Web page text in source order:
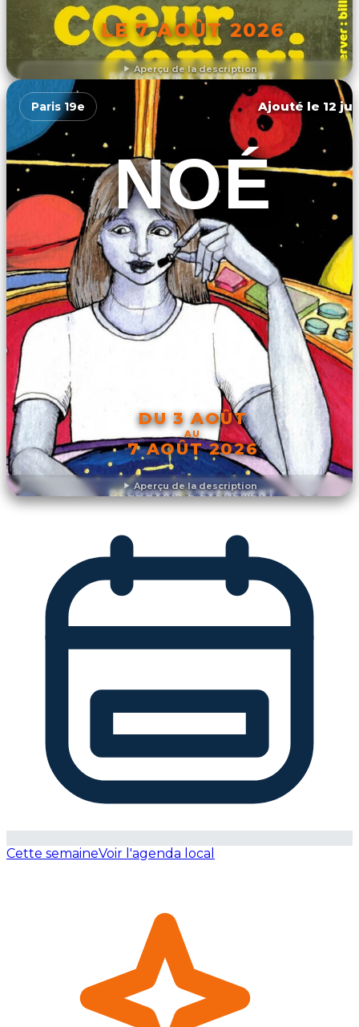
Aperçu de la description
LE 7 AOÛT 2026
DÉCOUVRIR L'ÉVÉNEMENT
Aperçu de la description
Paris 19e Ajouté le 12
NOÉ
DU 3 AOÛT
AU
7 AOÛT 2026
DÉCOUVRIR L'ÉVÉNEMENT
Cette semaineVoir l'agenda local